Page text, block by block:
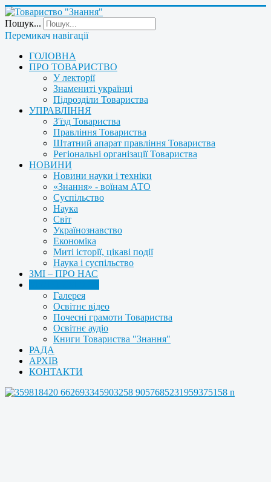
Пошук...
Перемикач навігації
ГОЛОВНА
ПРО ТОВАРИСТВО
У лекторії
Знамениті українці
Підрозділи Товариства
УПРАВЛІННЯ
З'їзд Товариства
Правління Товариства
Штатний апарат правління Товариства
Регіональні організації Товариства
НОВИНИ
Новини науки і техніки
«Знання» - воїнам АТО
Суспільство
Наука
Світ
Українознавство
Економіка
Миті історії, цікаві події
Наука і суспільство
ЗМІ – ПРО НАС
Галерея
Освітнє відео
Почесні грамоти Товариства
Освітнє аудіо
Книги Товариства "Знання"
РАДА
АРХІВ
КОНТАКТИ